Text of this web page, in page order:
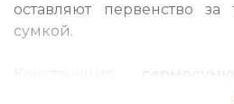
оставляют первенство за
сумкой.
Конструкция
использовать в любых